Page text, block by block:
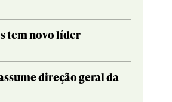
tem novo líder
direção geral da